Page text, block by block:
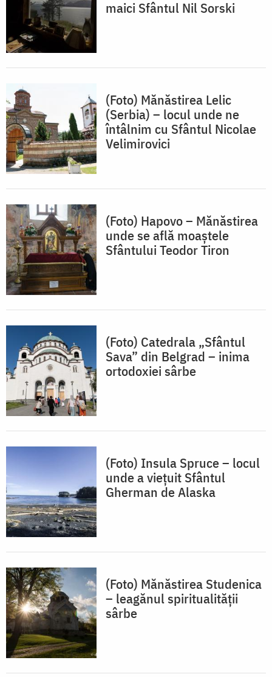
maici Sfântul Nil Sorski
(Foto) Mănăstirea Lelic
(Serbia) – locul unde ne
întâlnim cu Sfântul Nicolae
Velimirovici
(Foto) Hapovo – Mănăstirea
unde se află moaștele
Sfântului Teodor Tiron
(Foto) Catedrala „Sfântul
Sava” din Belgrad – inima
ortodoxiei sârbe
(Foto) Insula Spruce – locul
unde a viețuit Sfântul
Gherman de Alaska
(Foto) Mănăstirea Studenica
– leagănul spiritualităţii
sârbe